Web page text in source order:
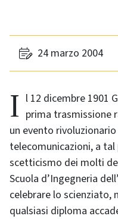
24 marzo 2004
Il 12 dicembre 1901 Guglielmo Marconi realizzò la prima trasmissione
un evento
telecomunicazioni, a
scetticismo dei molti
Scuola d’Ingegneria
celebrare lo scienziato,
qualsiasi diploma